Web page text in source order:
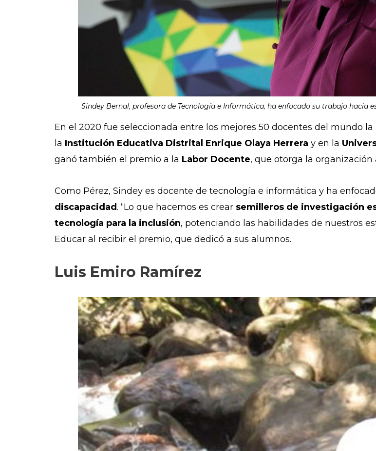
Sindey Bernal, profesora de Tecnología e Informática, ha enfocado su trabajo hacia
En el 2020 fue seleccionada entre los mejores 50 docentes del mundo la
la Institución Educativa Distrital Enrique Olaya Herrera y en la
ganó también el premio a la Labor Docente, que otorga la organización
Como Pérez, Sindey es docente de tecnología e informática y ha
discapacidad. “Lo que hacemos es crear semilleros de investigación
tecnología para la inclusión, potenciando las habilidades de nuestros
Educar al recibir el premio, que dedicó a sus alumnos.
Luis Emiro Ramírez